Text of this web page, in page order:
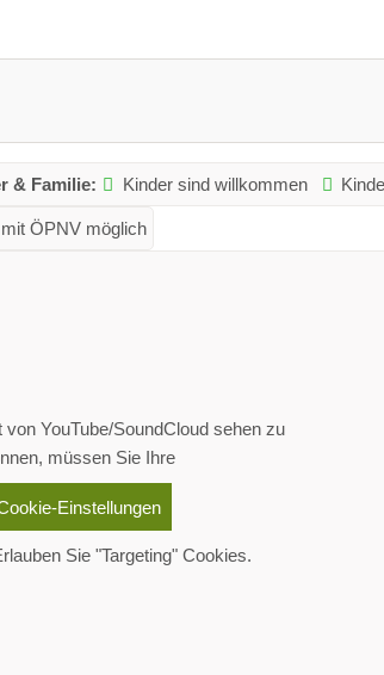
& Familie: Kinder sind willkommen
ÖPNV möglich
von YouTube/SoundCloud sehen zu
müssen Sie Ihre
Einstellungen
Sie "Targeting" Cookies.